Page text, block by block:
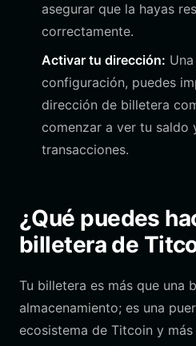
asegurar que la hayas
correctamente.
Activar tu dirección:
configuración, puedes
dirección de billetera
comenzar a ver tu saldo
transacciones.
¿Qué puedes
billetera de
Tu billetera es más que una
almacenamiento; es una
ecosistema de Titcoin y